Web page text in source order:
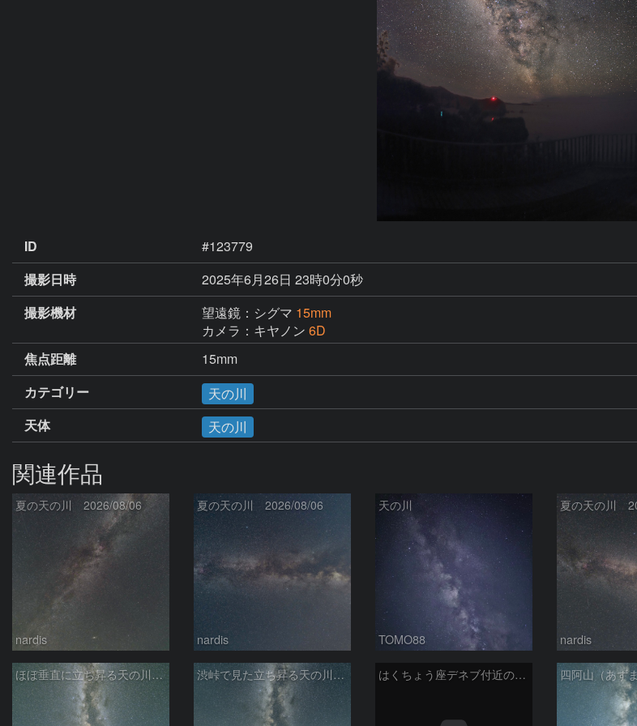
ID
#123779
撮影日時
2025年6月26日 23時0分0秒
撮影機材
望遠鏡：シグマ 15mm
カメラ：キヤノン 6D
焦点距離
15mm
カテゴリー
天の川
天体
天の川
関連作品
夏の天の川 2026/08/06
nardis
夏の天の川 2026/08/06
nardis
天の川
TOMO88
夏の天の川
nardis
ほぼ垂直に立ち昇る天の川銀河 渋峠で見た立ち昇る天の川銀河 はくちょう座デネブ付近の空域 260720